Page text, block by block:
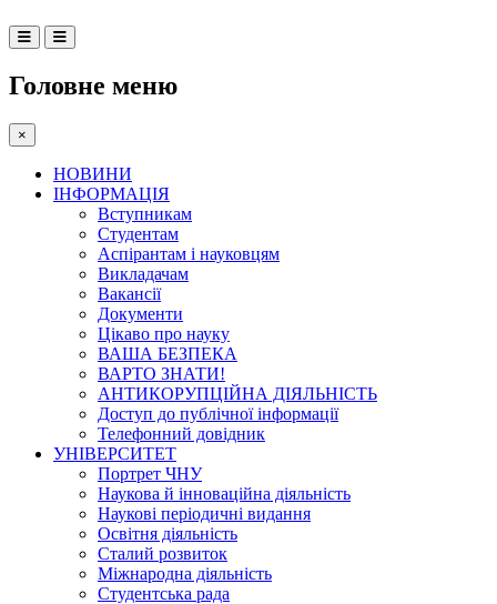
Головне меню
×
НОВИНИ
ІНФОРМАЦІЯ
Вступникам
Студентам
Аспірантам і науковцям
Викладачам
Вакансії
Документи
Цікаво про науку
ВАША БЕЗПЕКА
ВАРТО ЗНАТИ!
АНТИКОРУПЦІЙНА ДІЯЛЬНІСТЬ
Доступ до публічної інформації
Телефонний довідник
УНІВЕРСИТЕТ
Портрет ЧНУ
Наукова й інноваційна діяльність
Наукові періодичні видання
Освітня діяльність
Сталий розвиток
Міжнародна діяльність
Студентська рада